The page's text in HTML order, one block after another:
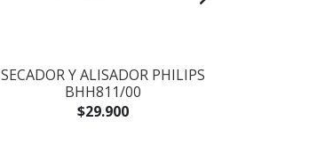
SECADOR Y ALISADOR PHILIPS
BHH811/00
$29.900